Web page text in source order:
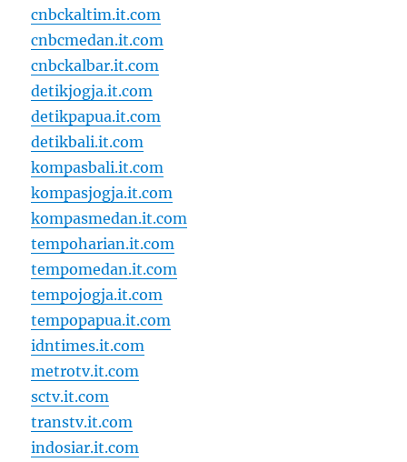
cnbckaltim.it.com
cnbcmedan.it.com
cnbckalbar.it.com
detikjogja.it.com
detikpapua.it.com
detikbali.it.com
kompasbali.it.com
kompasjogja.it.com
kompasmedan.it.com
tempoharian.it.com
tempomedan.it.com
tempojogja.it.com
tempopapua.it.com
idntimes.it.com
metrotv.it.com
sctv.it.com
transtv.it.com
indosiar.it.com